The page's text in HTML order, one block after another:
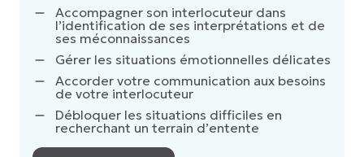
Accompagner son interlocuteur dans
l’identification de ses interprétations et de
ses méconnaissances
Gérer les situations émotionnelles délicates
Accorder votre communication aux besoins
de votre interlocuteur
Débloquer les situations difficiles en
recherchant un terrain d’entente